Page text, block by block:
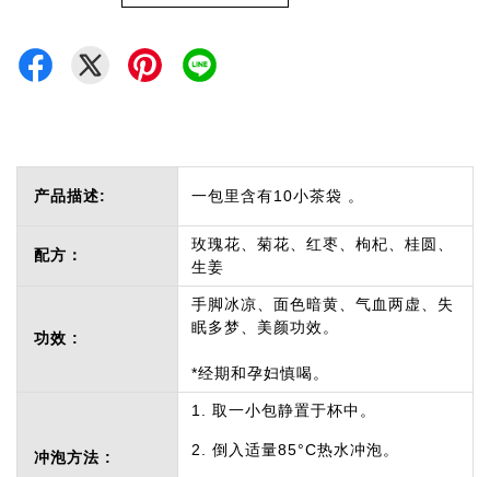
产品描述: 一包里含有10小茶袋 。
配方：
玫瑰花、菊花、红枣、枸杞、桂圆、
生姜
功效 :
手脚冰凉、面色暗黄、气血两虚、失
眠多梦、美颜功效。
*经期和孕妇慎喝。
冲泡方法 :
1. 取一小包静置于杯中。
2. 倒入适量85°C热水冲泡。